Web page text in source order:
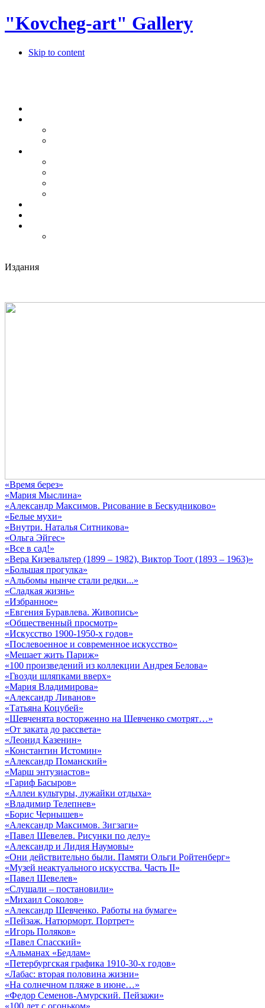
"Kovcheg-art" Gallery
Skip to content
Издания
«Время берез»
«Мария Мыслина»
«Александр Максимов. Рисование в Бескудниково»
«Белые мухи»
«Внутри. Наталья Ситникова»
«Ольга Эйгес»
«Все в сад!»
«Вера Кизевальтер (1899 – 1982), Виктор Тоот (1893 – 1963)»
«Большая прогулка»
«Альбомы нынче стали редки...»
«Сладкая жизнь»
«Избранное»
«Евгения Буравлева. Живопись»
«Общественный просмотр»
«Искусство 1900-1950-х годов»
«Послевоенное и современное искусство»
«Мешает жить Париж»
«100 произведений из коллекции Андрея Белова»
«Гвозди шляпками вверх»
«Мария Владимирова»
«Александр Ливанов»
«Татьяна Коцубей»
«Шевченята восторженно на Шевченко смотрят…»
«От заката до рассвета»
«Леонид Казенин»
«Константин Истомин»
«Александр Поманский»
«Марш энтузиастов»
«Гариф Басыров»
«Аллеи культуры, лужайки отдыха»
«Владимир Телепнев»
«Борис Чернышев»
«Александр Максимов. Зигзаги»
«Павел Шевелев. Рисунки по делу»
«Александр и Лидия Наумовы»
«Они действительно были. Памяти Ольги Ройтенберг»
«Музей неактуального искусства. Часть II»
«Павел Шевелев»
«Слушали – постановили»
«Михаил Соколов»
«Александр Шевченко. Работы на бумаге»
«Пейзаж. Натюрморт. Портрет»
«Игорь Поляков»
«Павел Спасский»
«Альманах «Бедлам»
«Петербургская графика 1910-30-х годов»
«Лабас: вторая половина жизни»
«На солнечном пляже в июне…»
«Федор Семенов-Амурский. Пейзажи»
«100 лет с огоньком»